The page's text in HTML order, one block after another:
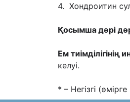
4. Хондроитин
Қосымша дəрі
Ем тиімділігінің
келуі.
* – Негізгі